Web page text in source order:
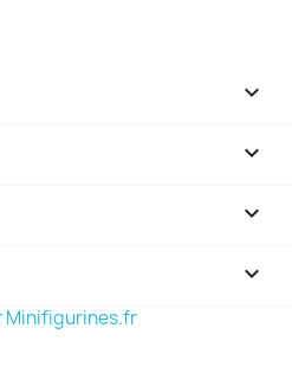



keyboard_arrow_down
Minifigurines.fr